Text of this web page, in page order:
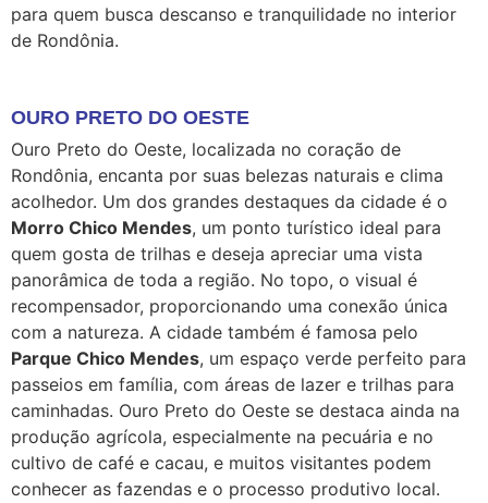
para quem busca descanso e tranquilidade no interior
de Rondônia.
OURO PRETO DO OESTE
Ouro Preto do Oeste, localizada no coração de
Rondônia, encanta por suas belezas naturais e clima
acolhedor. Um dos grandes destaques da cidade é o
Morro Chico Mendes, um ponto turístico ideal para
quem gosta de trilhas e deseja apreciar uma vista
panorâmica de toda a região. No topo, o visual é
recompensador, proporcionando uma conexão única
com a natureza. A cidade também é famosa pelo
Parque Chico Mendes, um espaço verde perfeito para
passeios em família, com áreas de lazer e trilhas para
caminhadas. Ouro Preto do Oeste se destaca ainda na
produção agrícola, especialmente na pecuária e no
cultivo de café e cacau, e muitos visitantes podem
conhecer as fazendas e o processo produtivo local.